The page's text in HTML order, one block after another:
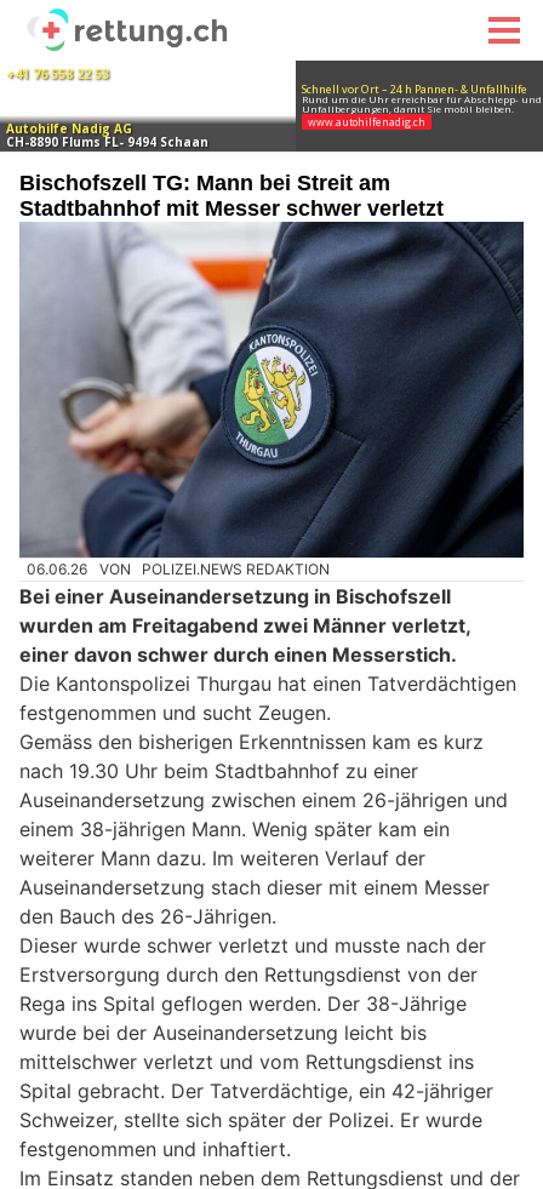
Bischofszell TG: Mann bei Streit am
Stadtbahnhof mit Messer schwer verletzt
06.06.26 VON POLIZEI.NEWS REDAKTION
Bei einer Auseinandersetzung in Bischofszell
wurden am Freitagabend zwei Männer verletzt,
einer davon schwer durch einen Messerstich.
Die Kantonspolizei Thurgau hat einen Tatverdächtigen
festgenommen und sucht Zeugen.
Gemäss den bisherigen Erkenntnissen kam es kurz
nach 19.30 Uhr beim Stadtbahnhof zu einer
Auseinandersetzung zwischen einem 26-jährigen und
einem 38-jährigen Mann. Wenig später kam ein
weiterer Mann dazu. Im weiteren Verlauf der
Auseinandersetzung stach dieser mit einem Messer
den Bauch des 26-Jährigen.
Dieser wurde schwer verletzt und musste nach der
Erstversorgung durch den Rettungsdienst von der
Rega ins Spital geflogen werden. Der 38-Jährige
wurde bei der Auseinandersetzung leicht bis
mittelschwer verletzt und vom Rettungsdienst ins
Spital gebracht. Der Tatverdächtige, ein 42-jähriger
Schweizer, stellte sich später der Polizei. Er wurde
festgenommen und inhaftiert.
Im Einsatz standen neben dem Rettungsdienst und der